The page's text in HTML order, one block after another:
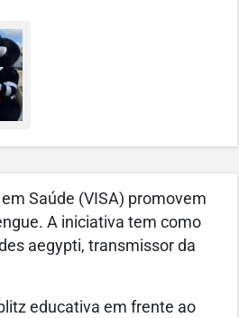
Saúde (VISA) promovem
A iniciativa tem como
aegypti, transmissor da
educativa em frente ao